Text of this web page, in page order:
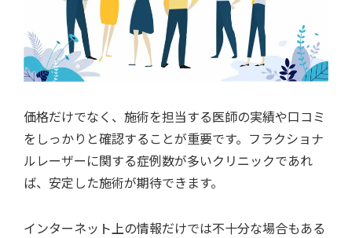
価格だけでなく、施術を担当する医師の実績や口コミ
をしっかりと確認することが重要です。フラクショナ
ルレーザーに関する症例数が多いクリニックであれ
ば、安定した施術が期待できます。
インターネット上の情報だけでは不十分な場合もある